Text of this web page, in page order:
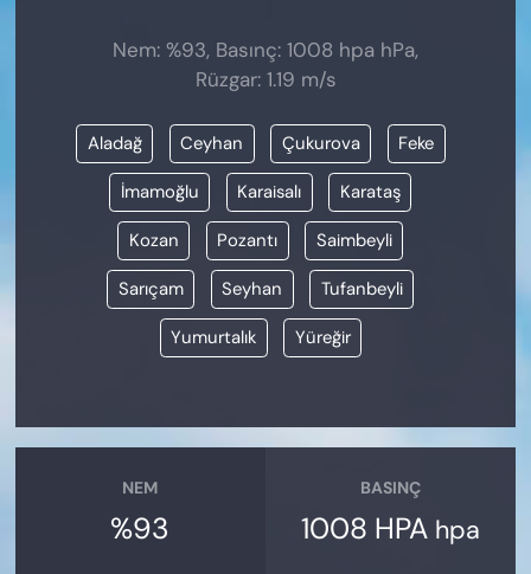
Nem: %93, Basınç: 1008 hpa hPa,
Rüzgar: 1.19 m/s
Aladağ Ceyhan Çukurova Feke
İmamoğlu Karaisalı Karataş
Kozan Pozantı Saimbeyli
Sarıçam Seyhan Tufanbeyli
Yumurtalık Yüreğir
NEM
%93
BASINÇ
1008 HPA hpa
ÖZEL HABER
SİYASET
VAN VE DİYARBAKIR HABERLERİ